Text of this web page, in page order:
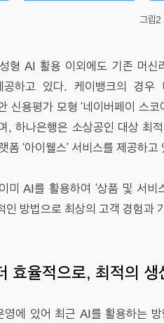
그림2
형 AI 활용 이외에도 기존 머
하고 있다. 케이뱅크의 경우
신용평가 모형 ‘네이버페이 스
, 하나은행은 소상공인 대상 최
폼 ‘아이웰스’ 서비스를 제공하고
미 AI를 활용하여 ‘상품 및 서비
인 방법으로 최상의 고객 경험과
효율적으로, 최적의 생
에 있어 최근 AI를 활용하는